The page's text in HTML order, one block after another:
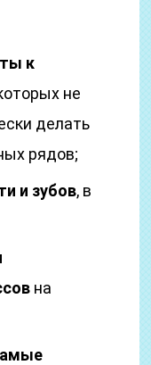
к
не
делать
рядов;
и зубов, в
на